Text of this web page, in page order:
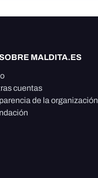
MALDITA.ES
cuentas
de la organización